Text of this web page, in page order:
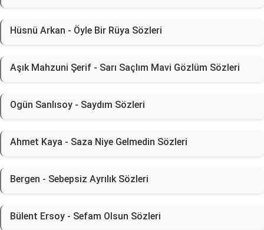
Hüsnü Arkan - Öyle Bir Rüya Sözleri
Aşık Mahzuni Şerif - Sarı Saçlım Mavi Gözlüm Sözleri
Ogün Sanlısoy - Saydım Sözleri
Ahmet Kaya - Saza Niye Gelmedin Sözleri
Bergen - Sebepsiz Ayrılık Sözleri
Bülent Ersoy - Sefam Olsun Sözleri